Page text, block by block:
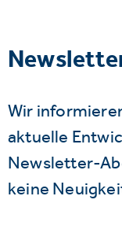
Wir
aktuelle
Newsletter-
keine